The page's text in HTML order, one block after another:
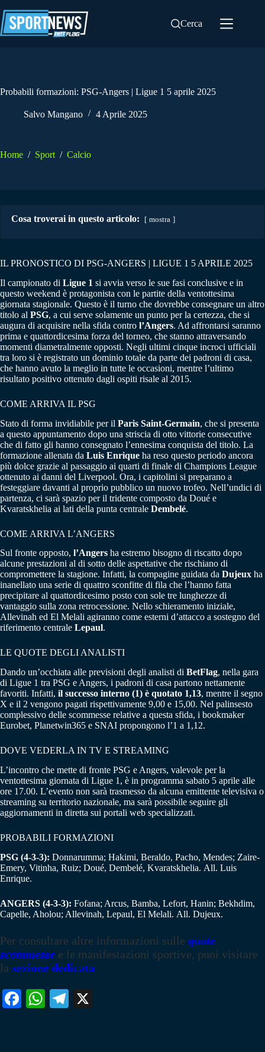
al
contenuto
Cerca
Probabili formazioni: PSG-Angers | Ligue 1 5 aprile 2025
Salvo Mangano 4 Aprile 2025
Home / Sport / Calcio
Cosa troverai in questo articolo: mostra
IL PRONOSTICO DI PSG-ANGERS | LIGUE 1 5 APRILE 2025
Il campionato di Ligue 1 si avvia verso le sue fasi conclusive e in
questo weekend è protagonista con le partite della ventottesima
giornata stagionale. Questo è il turno che dovrebbe consegnare un altro
titolo al PSG, a cui serve solamente un punto per la certezza, che si
augura di acquisire nella sfida contro l’Angers. Ad affrontarsi saranno
prima e quattordicesima forza del torneo, che stanno attraversando
momenti diametralmente opposti. Negli ultimi cinque incroci ufficiali
tra loro si è registrato un dominio totale da parte dei padroni di casa,
che hanno avuto la meglio in tutte le occasioni, mentre l’ultimo
risultato positivo ottenuto dagli ospiti risale al 2015.
COME ARRIVA IL PSG
Stato di forma invidiabile per il Paris Saint-Germain, che si presenta
a questo appuntamento dopo una striscia di otto vittorie consecutive
che di fatto gli hanno consegnato l’ennesima conquista del titolo. La
formazione allenata da Luis Enrique ha reso questo periodo ancora
più dolce grazie al passaggio ai quarti di finale di Champions League
ottenuto ai danni del Liverpool. Ora, i capitolini si preparano a
festeggiare davanti al proprio pubblico un nuovo trofeo. Nell’undici di
partenza, ci sarà spazio per il tridente composto da Doué e
Kvaratskhelia ai lati della punta centrale Dembelé.
COME ARRIVA L’ANGERS
Sul fronte opposto, l’Angers ha estremo bisogno di riscatto dopo
alcune prestazioni al di sotto delle aspettative che rischiano di
compromettere la stagione. Infatti, la compagine guidata da Dujeux ha
inanellato una serie di quattro sconfitte di fila che l’hanno fatta
precipitare al quattordicesimo posto con sole tre lunghezze di
vantaggio sulla zona retrocessione. Nello schieramento iniziale,
Allevinah ed El Melali agiranno come esterni d’attacco a sostegno del
riferimento centrale Lepaul.
LE QUOTE DEGLI ANALISTI
Dando un’occhiata alle previsioni degli analisti di BetFlag, nella gara
di Ligue 1 tra PSG e Angers, i padroni di casa partono nettamente
favoriti. Infatti, il successo interno (1) è quotato 1,13, mentre il segno
X e il 2 vengono pagati rispettivamente 9,00 e 15,00. Nel palinsesto
complessivo delle scommesse relative a questa sfida, i bookmaker
Eurobet, Planetwin365 e SNAI propongono l’1 a 1,12.
DOVE VEDERLA IN TV E STREAMING
L’incontro che mette di fronte PSG e Angers, valevole per la
ventottesima giornata di Ligue 1, è in programma sabato 5 aprile alle
ore 17.00. L’evento non sarà trasmesso da alcuna emittente televisiva o
streaming su territorio nazionale, ma sarà possibile seguire gli
aggiornamenti in diretta sui portali web specializzati.
PROBABILI FORMAZIONI
PSG (4-3-3): Donnarumma; Hakimi, Beraldo, Pacho, Mendes; Zaire-
Emery, Vitinha, Ruiz; Doué, Dembelé, Kvaratskhelia. All. Luis
Enrique.
ANGERS (4-3-3): Fofana; Arcus, Bamba, Lefort, Hanin; Bekhdim,
Capelle, Aholou; Allevinah, Lepaul, El Melali. All. Dujeux.
Per consultare altre informazioni sulle quote
scommesse e le manifestazioni sportive, puoi visitare
la sezione dedicata
Fa W
Te